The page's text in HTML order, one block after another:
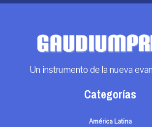
Un instrumento de la nueva
Categorías
América Latina